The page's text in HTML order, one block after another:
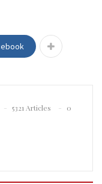
5321 Articles
0